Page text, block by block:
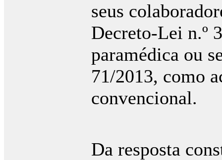
seus
Decreto-Lei n.º
paramédica ou
71/2013, como
convencional.
Da resposta